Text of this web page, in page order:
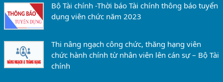
Bộ Tài chính -Thời báo Tài chính thông báo tuyển
dụng viên chức năm 2023
Thi nâng ngạch công chức, thăng hạng viên
chức hành chính từ nhân viên lên cán sự – Bộ Tài
chính